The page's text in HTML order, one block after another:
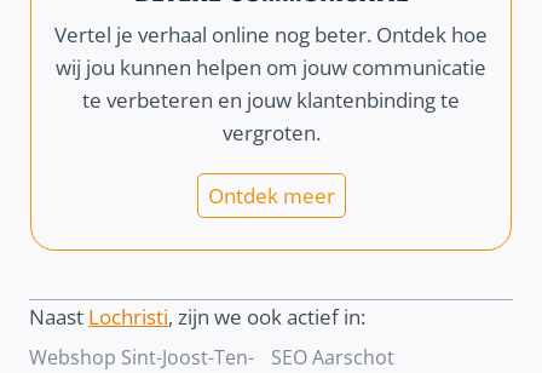
Vertel je verhaal online nog beter. Ontdek hoe
wij jou kunnen helpen om jouw communicatie
te verbeteren en jouw klantenbinding te
vergroten.
Ontdek meer
Naast Lochristi, zijn we ook actief in:
Webshop Sint-Joost-Ten-
SEO Aarschot